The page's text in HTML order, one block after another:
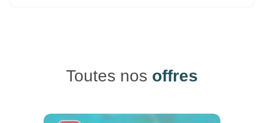
Toutes nos offres